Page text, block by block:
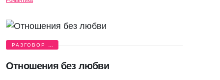
РАЗГОВОР О
Отношения без любви